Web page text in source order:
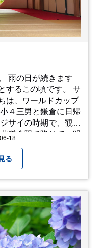
雨の日が続きます
するこの頃です。 サ
は、ワールドカップ
サイの時期で、観光
鎌倉駅で降りて、明
幡宮⇒江ノ電で大仏
アジサ
敵だと思いました。
で鎌倉に行った時に
玉子焼おざわ」のだ
たです。 鶴岡八幡宮
が、来月は見事だろ
下さい。
18
る